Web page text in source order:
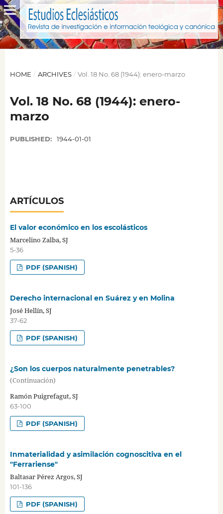
HOME / ARCHIVES / Vol. 18 No. 68 (1944): enero-marzo
Vol. 18 No. 68 (1944): enero-
marzo
PUBLISHED: 1944-01-01
ARTÍCULOS
El valor económico en los escolásticos
Marcelino Zalba, SJ
5-36
PDF (SPANISH)
Derecho internacional en Suárez y en Molina
José Hellín, SJ
37-62
PDF (SPANISH)
¿Son los cuerpos naturalmente penetrables?
(Continuación)
Ramón Puigrefagut, SJ
63-100
PDF (SPANISH)
Inmaterialidad y asimilación cognoscitiva en el
"Ferrariense"
Baltasar Pérez Argos, SJ
101-136
PDF (SPANISH)